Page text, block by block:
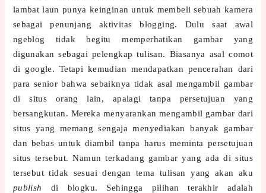
lambat laun punya keinginan untuk membeli sebuah kamera
sebagai penunjang aktivitas blogging. Dulu saat awal
ngeblog tidak begitu memperhatikan gambar yang
digunakan sebagai pelengkap tulisan. Biasanya asal comot
di google. Tetapi kemudian mendapatkan pencerahan dari
para senior bahwa sebaiknya tidak asal mengambil gambar
di situs orang lain, apalagi tanpa persetujuan yang
bersangkutan. Mereka menyarankan mengambil gambar dari
situs yang memang sengaja menyediakan banyak gambar
dan bebas untuk diambil tanpa harus meminta persetujuan
situs tersebut. Namun terkadang gambar yang ada di situs
tersebut tidak sesuai dengan tema tulisan yang akan aku
publish
di blogku. Sehingga pilihan terakhir adalah